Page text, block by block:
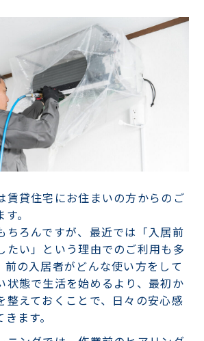
賃貸住宅にお住まいの方からのご
。
ちろんですが、最近では「入居前
たい」という理由でのご利用も多
前の入居者がどんな使い方をして
状態で生活を始めるより、最初か
整えておくことで、日々の安心感
ます。